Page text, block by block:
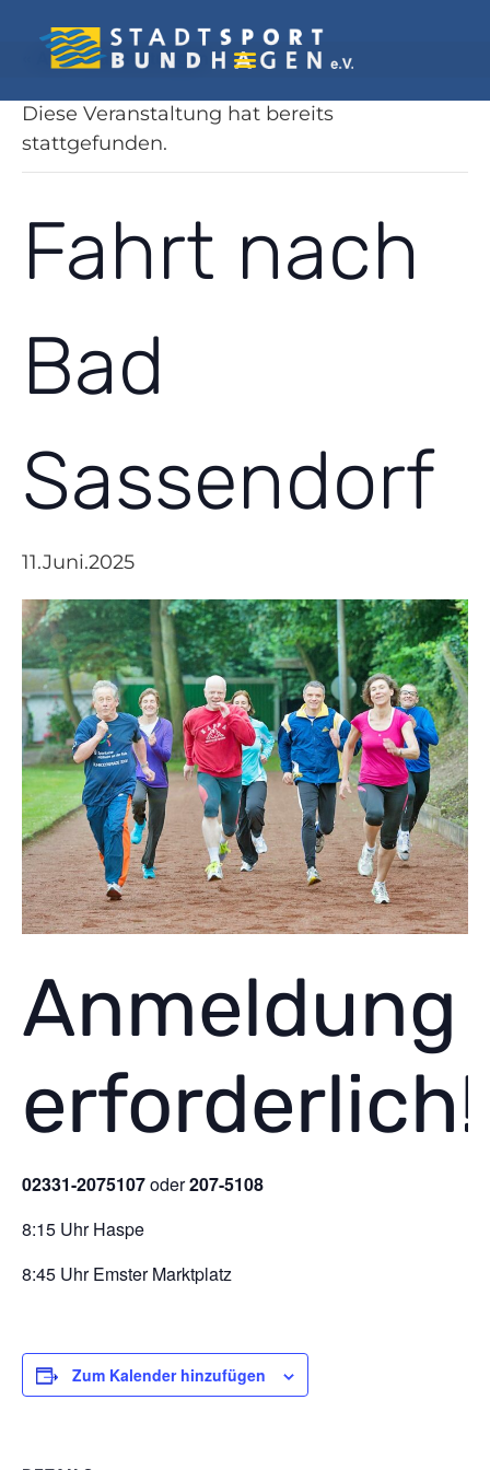
« Alle Veranstaltungen
Diese Veranstaltung hat bereits
stattgefunden.
Fahrt nach
Bad
Sassendorf
11.Juni.2025
Anmeldung
erforderlich!
02331-2075107oder207-5108
8:15 Uhr Haspe
8:45 Uhr Emster Marktplatz
Zum Kalender hinzufügen